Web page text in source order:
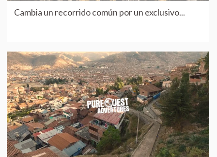
Cambia un recorrido común por un exclusivo...